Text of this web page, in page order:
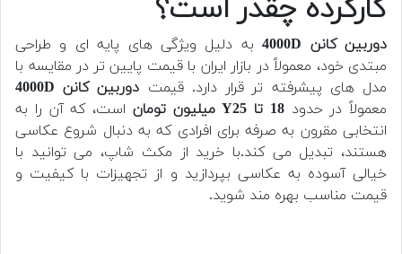
کارکرده چقدر است؟
دوربین کانن 4000D
به دلیل ویژگی های پایه ای و طراحی
مبتدی خود، معمولاً در بازار ایران با قیمت پایین تر در مقایسه با
مدل های پیشرفته تر قرار دارد. قیمت دوربین کانن 4000D
معمولاً در حدود18 تا Y25 میلیون تومان
است، که آن را به
انتخابی مقرون به صرفه برای افرادی که به دنبال شروع عکاسی
هستند، تبدیل می کند.با خرید از مکث شاپ، می توانید با
خیالی آسوده به عکاسی بپردازید و از تجهیزات با کیفیت و
قیمت مناسب بهره مند شوید.